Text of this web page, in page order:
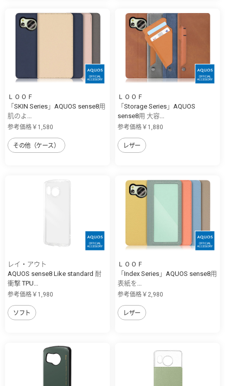
ＬＯＯＦ
「SKIN Series」AQUOS sense8用
肌のよ...
参考価格￥1,580
その他（ケース）
ＬＯＯＦ
「Storage Series」AQUOS
sense8用 大容...
参考価格￥1,880
レザー
レイ・アウト
AQUOS sense8 Like standard 耐
衝撃 TPU...
参考価格￥1,980
ソフト
ＬＯＯＦ
「Index Series」AQUOS sense8用
表紙を...
参考価格￥2,980
レザー